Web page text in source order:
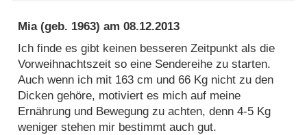
Mia(geb. 1963) am08.12.2013
Ich finde es gibt keinen besseren Zeitpunkt als die
Vorweihnachtszeit so eine Sendereihe zu starten.
Auch wenn ich mit 163 cm und 66 Kg nicht zu den
Dicken gehöre, motiviert es mich auf meine
Ernährung und Bewegung zu achten, denn 4-5 Kg
weniger stehen mir bestimmt auch gut.